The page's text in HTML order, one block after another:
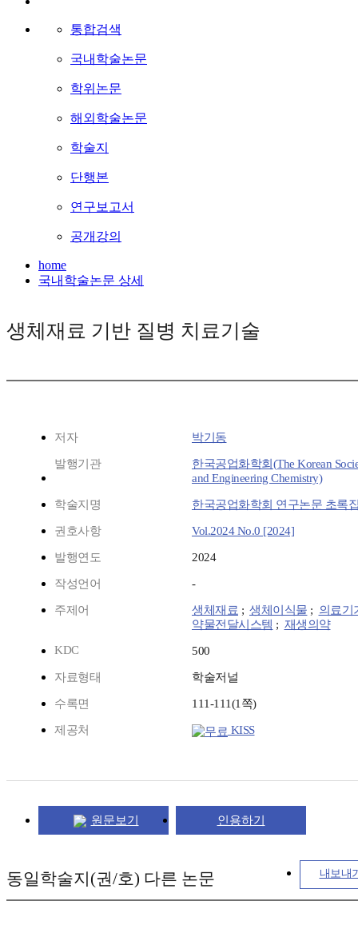
통합검색
국내학술논문
학위논문
해외학술논문
학술지
단행본
연구보고서
공개강의
home
국내학술논문 상세
생체재료 기반 질병 치료기술
저자 박기동
발행기관
한국공업화학회(The Korean
and Engineering Chemistry)
학술지명 한국공업화학회 연구논문 초록
권호사항 Vol.2024 No.0 [2024]
발행연도 2024
작성언어 -
주제어 생체재료 ; 생체이식물 ; 의료기
약물전달시스템 ; 재생의약
KDC
500
자료형태 학술저널
수록면 111-111(1쪽)
제공처 KISS
원문보기 인용하기
내보내
동일학술지(권/호) 다른 논문